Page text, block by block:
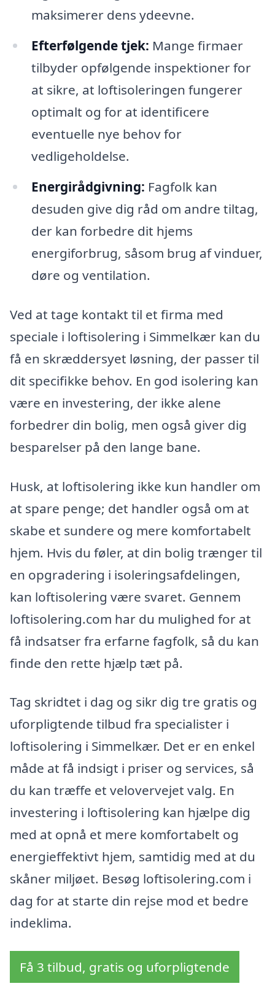
maksimerer dens ydeevne.
Efterfølgende tjek: Mange firmaer
tilbyder opfølgende inspektioner for
at sikre, at loftisoleringen fungerer
optimalt og for at identificere
eventuelle nye behov for
vedligeholdelse.
Energirådgivning: Fagfolk kan
desuden give dig råd om andre tiltag,
der kan forbedre dit hjems
energiforbrug, såsom brug af vinduer,
døre og ventilation.
Ved at tage kontakt til et firma med
speciale i loftisolering i Simmelkær kan du
få en skræddersyet løsning, der passer til
dit specifikke behov. En god isolering kan
være en investering, der ikke alene
forbedrer din bolig, men også giver dig
besparelser på den lange bane.
Husk, at loftisolering ikke kun handler om
at spare penge; det handler også om at
skabe et sundere og mere komfortabelt
hjem. Hvis du føler, at din bolig trænger til
en opgradering i isoleringsafdelingen,
kan loftisolering være svaret. Gennem
loftisolering.com har du mulighed for at
få indsatser fra erfarne fagfolk, så du kan
finde den rette hjælp tæt på.
Tag skridtet i dag og sikr dig tre gratis og
uforpligtende tilbud fra specialister i
loftisolering i Simmelkær. Det er en enkel
måde at få indsigt i priser og services, så
du kan træffe et velovervejet valg. En
investering i loftisolering kan hjælpe dig
med at opnå et mere komfortabelt og
energieffektivt hjem, samtidig med at du
skåner miljøet. Besøg loftisolering.com i
dag for at starte din rejse mod et bedre
indeklima.
Få 3 tilbud, gratis og uforpligtende